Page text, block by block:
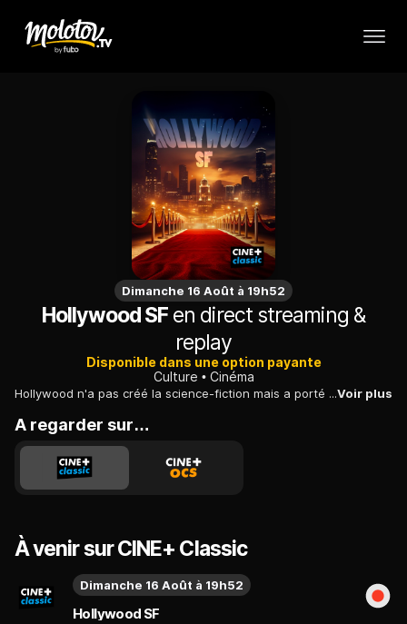
Dimanche 16 Août à 19h52
Hollywood SF en direct streaming &
replay
Disponible dans une option payante
Culture
Cinéma
Hollywood n'a pas créé la science-fiction mais a porté le genre à à des sommets de créativité. Pourtant, ce n'est pas avant la fin des années 1960 que des réalisateurs, puisant dans un vivier littéraire désormais fourni, et s'appuyant sur des effets spéciaux de plus en plus accomplis, commencent à exploiter avec succès les possibilités offertes par la science-fiction : aventure et action, bien sûr, mais aussi anticipation et critique sociale. Après "Hollywood coloniale" et "Hollywood interdit", Michel Lerokourez poursuit son exploration thématique du cinéma hollywoodien.Voir plus
A regarder sur…
À venir sur CINE+ Classic
Hollywood SF
Dimanche 16 Août à 19h52